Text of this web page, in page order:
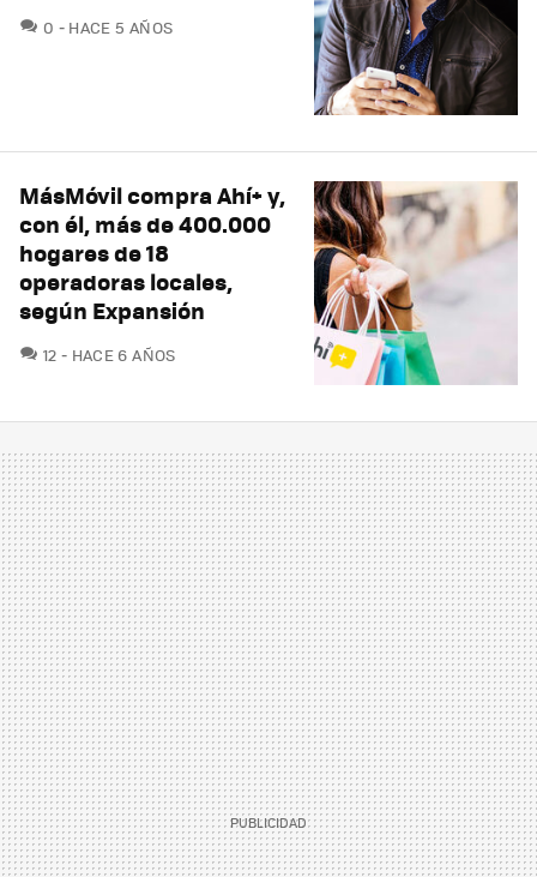
0 COMENTARIOS
HACE 5 AÑOS
MásMóvil compra Ahí+ y,
con él, más de 400.000
hogares de 18
operadoras locales,
según Expansión
12 COMENTARIOS
HACE 6 AÑOS